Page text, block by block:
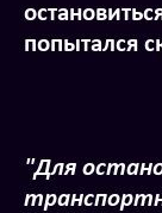
попытался
"Для